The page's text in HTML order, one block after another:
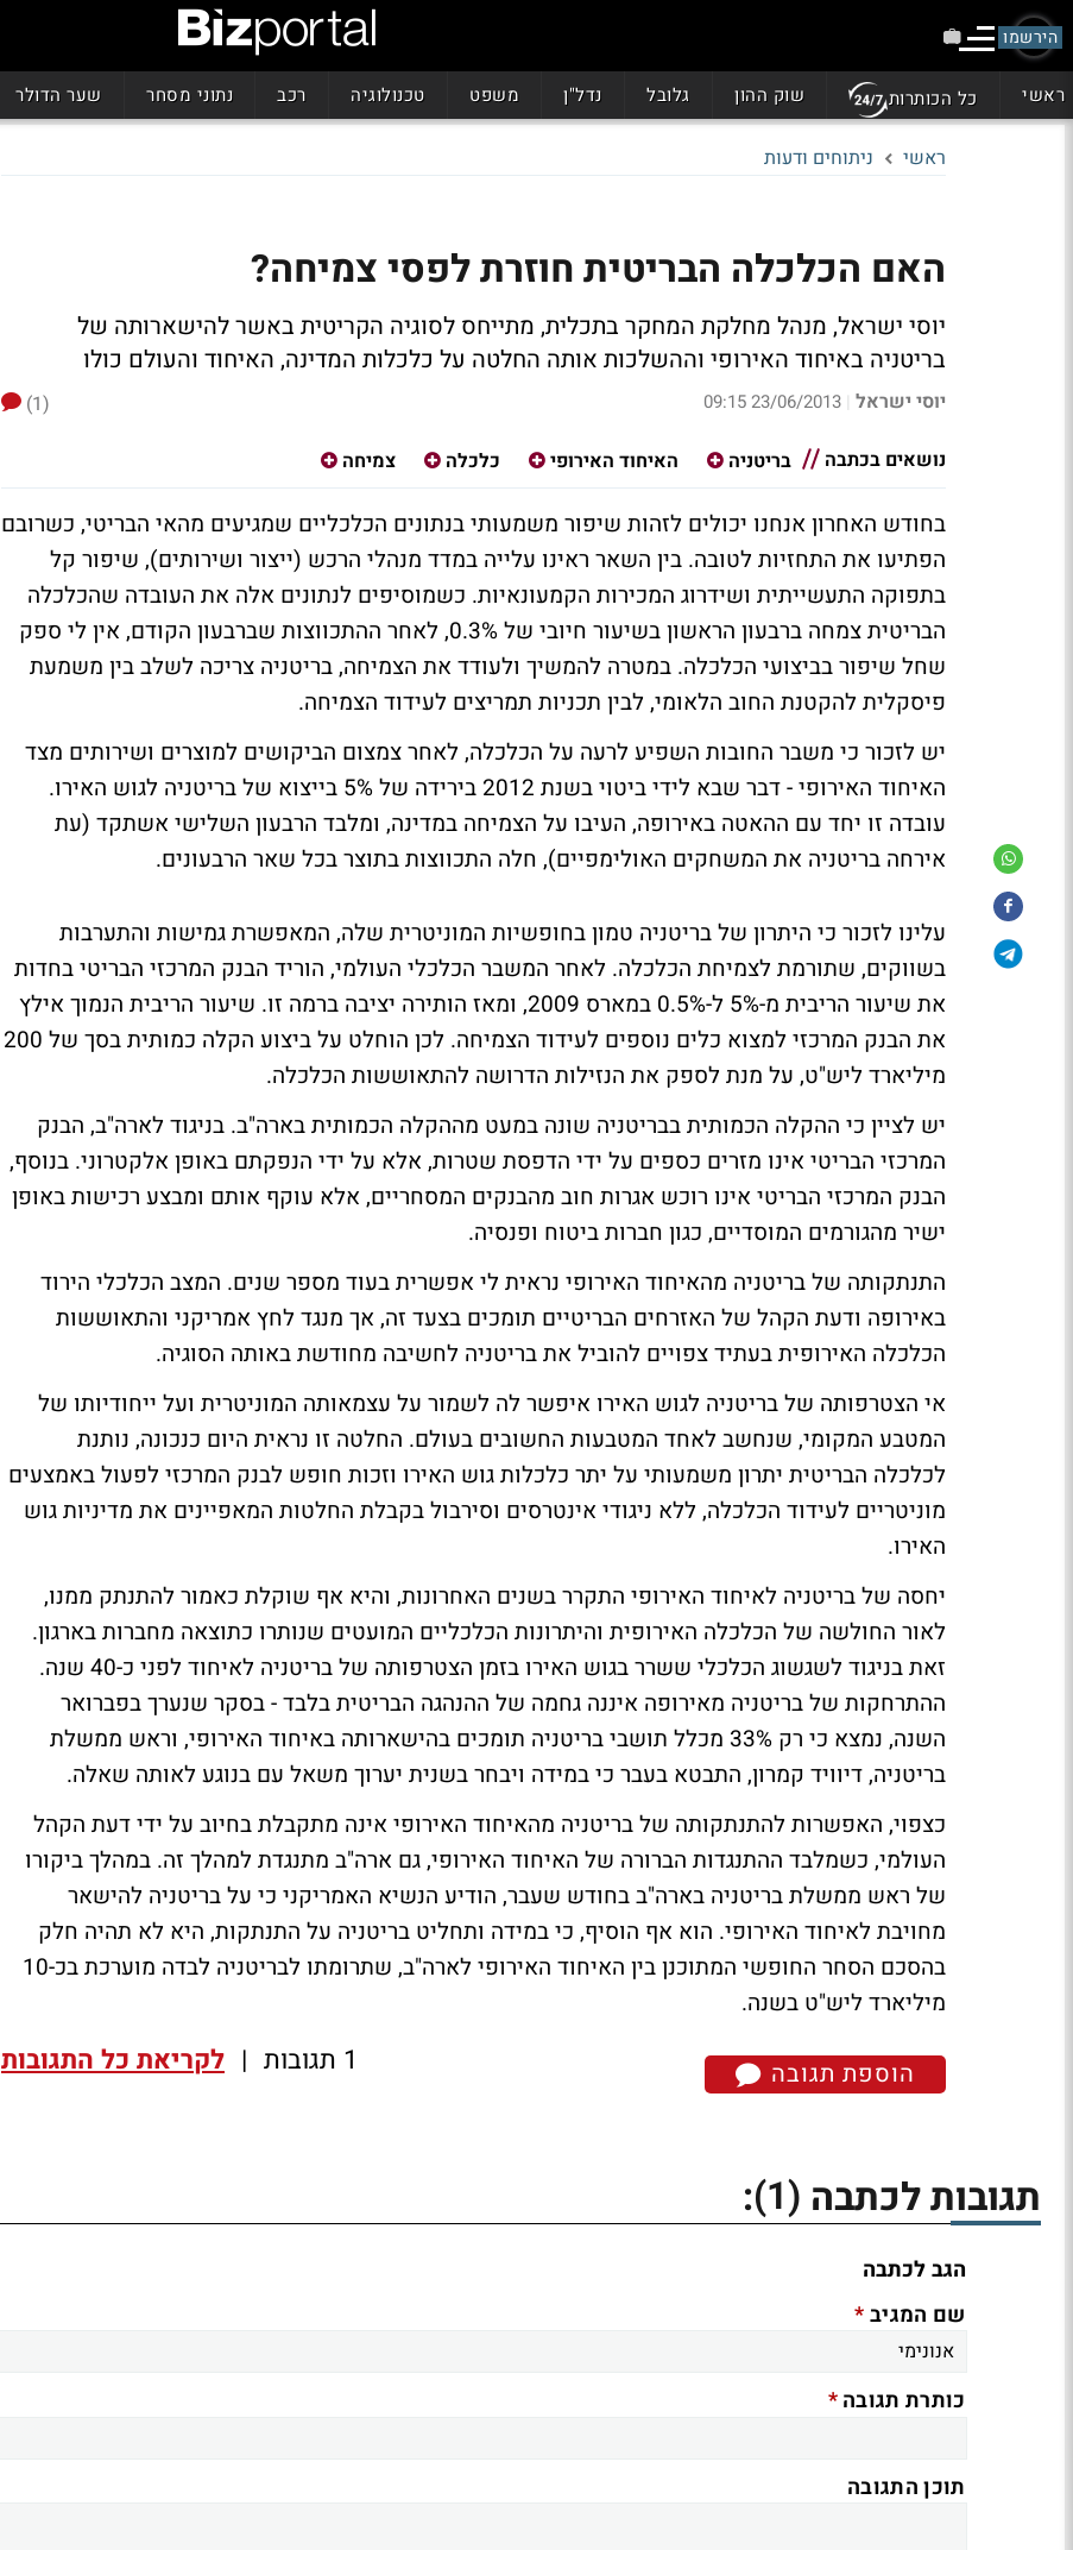
הירשמו
ראשי כל הכותרות שוק ההון גלובל נדל"ן משפט טכנולוגיה רכב נתוני מסחר שער הדולר
ראשי ניתוחים ודעות
האם הכלכלה הבריטית חוזרת לפסי צמיחה?
יוסי ישראל, מנהל מחלקת המחקר בתכלית, מתייחס לסוגיה הקריטית באשר להישארותה של
בריטניה באיחוד האירופי וההשלכות אותה החלטה על כלכלות המדינה, האיחוד והעולם כולו
יוסי ישראל |
23/06/2013 09:15
(1)
נושאים בכתבה
בריטניה האיחוד האירופי כלכלה צמיחה
בחודש האחרון אנחנו יכולים לזהות שיפור משמעותי בנתונים הכלכליים שמגיעים מהאי הבריטי, כשרובם
הפתיעו את התחזיות לטובה. בין השאר ראינו עלייה במדד מנהלי הרכש (ייצור ושירותים), שיפור קל
בתפוקה התעשייתית ושידרוג המכירות הקמעונאיות. כשמוסיפים לנתונים אלה את העובדה שהכלכלה
הבריטית צמחה ברבעון הראשון בשיעור חיובי של 0.3%, לאחר ההתכווצות שברבעון הקודם, אין לי ספק
שחל שיפור בביצועי הכלכלה. במטרה להמשיך ולעודד את הצמיחה, בריטניה צריכה לשלב בין משמעת
פיסקלית להקטנת החוב הלאומי, לבין תכניות תמריצים לעידוד הצמיחה.
יש לזכור כי משבר החובות השפיע לרעה על הכלכלה, לאחר צמצום הביקושים למוצרים ושירותים מצד
האיחוד האירופי - דבר שבא לידי ביטוי בשנת 2012 בירידה של 5% בייצוא של בריטניה לגוש האירו.
עובדה זו יחד עם ההאטה באירופה, העיבו על הצמיחה במדינה, ומלבד הרבעון השלישי אשתקד (עת
אירחה בריטניה את המשחקים האולימפיים), חלה התכווצות בתוצר בכל שאר הרבעונים.
עלינו לזכור כי היתרון של בריטניה טמון בחופשיות המוניטרית שלה, המאפשרת גמישות והתערבות
בשווקים, שתורמת לצמיחת הכלכלה. לאחר המשבר הכלכלי העולמי, הוריד הבנק המרכזי הבריטי בחדות
את שיעור הריבית מ-5% ל-0.5% במארס 2009, ומאז הותירה יציבה ברמה זו. שיעור הריבית הנמוך אילץ
את הבנק המרכזי למצוא כלים נוספים לעידוד הצמיחה. לכן הוחלט על ביצוע הקלה כמותית בסך של 200
מיליארד ליש"ט, על מנת לספק את הנזילות הדרושה להתאוששות הכלכלה.
יש לציין כי ההקלה הכמותית בבריטניה שונה במעט מההקלה הכמותית בארה"ב. בניגוד לארה"ב, הבנק
המרכזי הבריטי אינו מזרים כספים על ידי הדפסת שטרות, אלא על ידי הנפקתם באופן אלקטרוני. בנוסף,
הבנק המרכזי הבריטי אינו רוכש אגרות חוב מהבנקים המסחריים, אלא עוקף אותם ומבצע רכישות באופן
ישיר מהגורמים המוסדיים, כגון חברות ביטוח ופנסיה.
התנתקותה של בריטניה מהאיחוד האירופי נראית לי אפשרית בעוד מספר שנים. המצב הכלכלי הירוד
באירופה ודעת הקהל של האזרחים הבריטיים תומכים בצעד זה, אך מנגד לחץ אמריקני והתאוששות
הכלכלה האירופית בעתיד צפויים להוביל את בריטניה לחשיבה מחודשת באותה הסוגיה.
אי הצטרפותה של בריטניה לגוש האירו איפשר לה לשמור על עצמאותה המוניטרית ועל ייחודיותו של
המטבע המקומי, שנחשב לאחד המטבעות החשובים בעולם. החלטה זו נראית היום כנכונה, נותנת
לכלכלה הבריטית יתרון משמעותי על יתר כלכלות גוש האירו וזכות חופש לבנק המרכזי לפעול באמצעים
מוניטריים לעידוד הכלכלה, ללא ניגודי אינטרסים וסירבול בקבלת החלטות המאפיינים את מדיניות גוש
האירו.
יחסה של בריטניה לאיחוד האירופי התקרר בשנים האחרונות, והיא אף שוקלת כאמור להתנתק ממנו,
לאור החולשה של הכלכלה האירופית והיתרונות הכלכליים המועטים שנותרו כתוצאה מחברות בארגון.
זאת בניגוד לשגשוג הכלכלי ששרר בגוש האירו בזמן הצטרפותה של בריטניה לאיחוד לפני כ-40 שנה.
ההתרחקות של בריטניה מאירופה איננה גחמה של ההנהגה הבריטית בלבד - בסקר שנערך בפברואר
השנה, נמצא כי רק 33% מכלל תושבי בריטניה תומכים בהישארותה באיחוד האירופי, וראש ממשלת
בריטניה, דיוויד קמרון, התבטא בעבר כי במידה ויבחר בשנית יערוך משאל עם בנוגע לאותה שאלה.
כצפוי, האפשרות להתנתקותה של בריטניה מהאיחוד האירופי אינה מתקבלת בחיוב על ידי דעת הקהל
העולמי, כשמלבד ההתנגדות הברורה של האיחוד האירופי, גם ארה"ב מתנגדת למהלך זה. במהלך ביקורו
של ראש ממשלת בריטניה בארה"ב בחודש שעבר, הודיע הנשיא האמריקני כי על בריטניה להישאר
מחויבת לאיחוד האירופי. הוא אף הוסיף, כי במידה ותחליט בריטניה על התנתקות, היא לא תהיה חלק
בהסכם הסחר החופשי המתוכנן בין האיחוד האירופי לארה"ב, שתרומתו לבריטניה לבדה מוערכת בכ-10
מיליארד ליש"ט בשנה.
הוספת תגובה 1 תגובות | לקריאת כל התגובות
תגובות לכתבה (1)
:
הגב לכתבה
שם המגיב*
כותרת תגובה*
תוכן התגובה